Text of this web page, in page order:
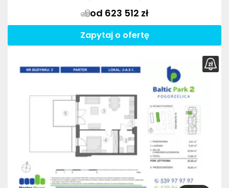
od 623 512 zł
Zapytaj o ofertę